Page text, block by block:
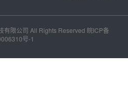
有限公司 All Rights Reserved 皖ICP备
号-1